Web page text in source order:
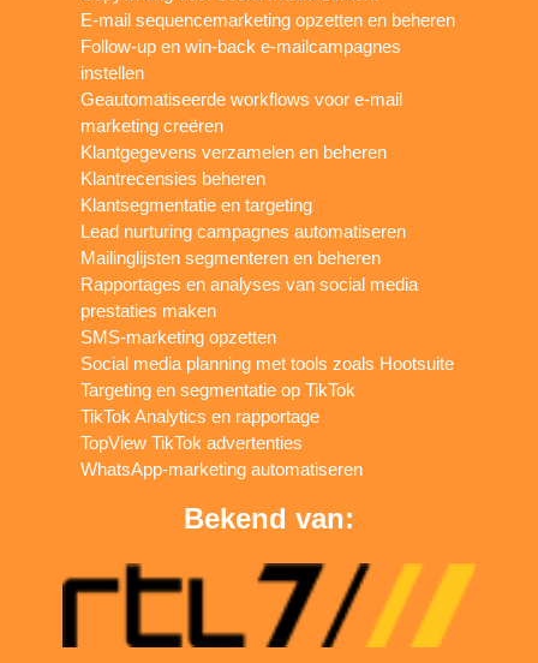
E-mail sequencemarketing opzetten en beheren
Follow-up en win-back e-mailcampagnes
instellen
Geautomatiseerde workflows voor e-mail
marketing creëren
Klantgegevens verzamelen en beheren
Klantrecensies beheren
Klantsegmentatie en targeting
Lead nurturing campagnes automatiseren
Mailinglijsten segmenteren en beheren
Rapportages en analyses van social media
prestaties maken
SMS-marketing opzetten
Social media planning met tools zoals Hootsuite
Targeting en segmentatie op TikTok
TikTok Analytics en rapportage
TopView TikTok advertenties
WhatsApp-marketing automatiseren
Bekend van: